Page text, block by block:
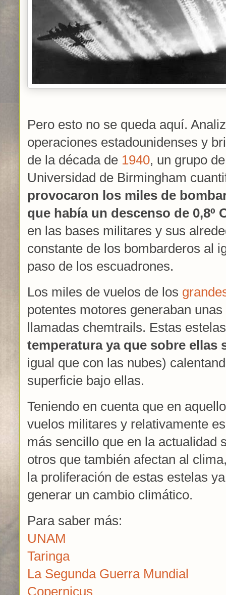
Pero esto no se queda aquí.
operaciones estadounidenses y
de la década de 1940, un grupo
Universidad de Birmingham
provocaron los miles de
que había un descenso de 0,8º
en las bases militares y sus
constante de los bombarderos al
paso de los escuadrones.
Los miles de vuelos de los
potentes motores generaban
llamadas chemtrails. Estas
temperatura ya que sobre ellas
igual que con las nubes)
superficie bajo ellas.
Teniendo en cuenta que en
vuelos militares y relativamente
más sencillo que en la actualidad
otros que también afectan al
la proliferación de estas estelas
generar un cambio climático.
Para saber más:
UNAM
Taringa
La Segunda Guerra Mundial
Copernicus